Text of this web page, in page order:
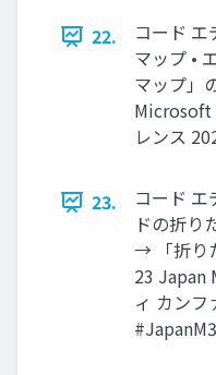
22.
コード
マップ •
マップ」
Microsoft
レンス
23.
コード
ドの折り
→ 「折り
23 Japan
ィ カンフ